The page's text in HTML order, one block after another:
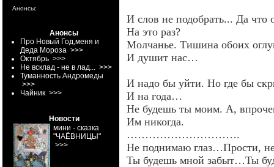
Анонсы:
Анонсы
Про Новый Год,меня и
Деда Мороза >>>
Октябрь >>>
Не всклад - не в лад... >>>
Туманность Андромеды
>>>
Чайник >>>
Новости
мини - сказка
"ЧАЁВНИЦЫ"
>>>
И слов не подобрать... Да что
На это раз?
Молчанье. Тишина обоих
И душит нас…
И надо бы уйти. Но где бы
И на года…
Не будешь ты моим. А,
Им никогда.
………………………….
Не поднимаю глаз…Прости,
Ты будешь мной забыт…Ты